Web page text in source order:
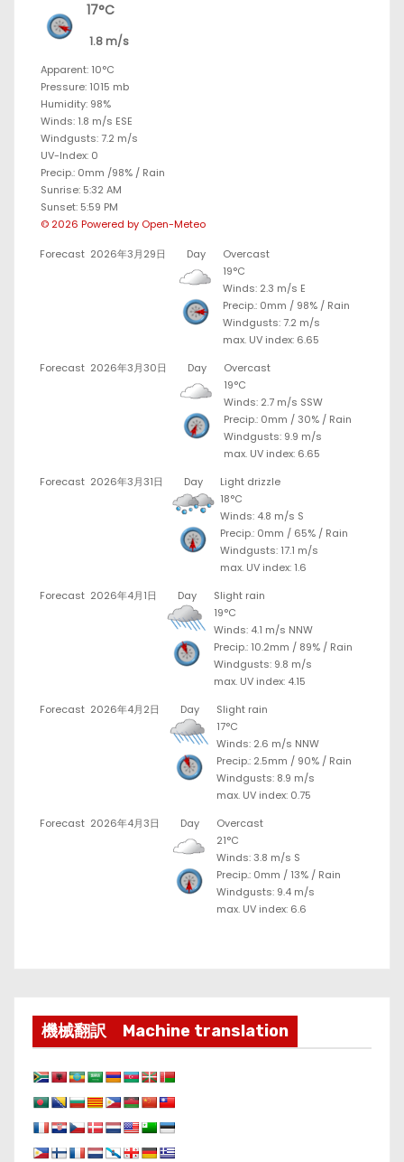
17°C
1.8 m/s
Apparent: 10°C
Pressure: 1015 mb
Humidity: 98%
Winds: 1.8 m/s ESE
Windgusts: 7.2 m/s
UV-Index: 0
Precip.: 0mm /98% / Rain
Sunrise: 5:32 AM
Sunset: 5:59 PM
© 2026 Powered by Open-Meteo
Forecast 2026年3月29日 Day
Overcast
19°C
Winds: 2.3 m/s E
Precip.: 0mm / 98% / Rain
Windgusts: 7.2 m/s
max. UV index: 6.65
Forecast 2026年3月30日 Day
Overcast
19°C
Winds: 2.7 m/s SSW
Precip.: 0mm /30% / Rain
Windgusts: 9.9 m/s
max. UV index: 6.65
Forecast 2026年3月31日 Day
Light drizzle
18°C
Winds: 4.8 m/s S
Precip.: 0mm / 65% / Rain
Windgusts: 17.1 m/s
max. UV index: 1.6
Forecast 2026年4月1日 Day
Slight rain
19°C
Winds: 4.1 m/s NNW
Precip.: 10.2mm / 89% / Rain
Windgusts: 9.8 m/s
max. UV index: 4.15
Forecast 2026年4月2日 Day
Slight rain
17°C
Winds: 2.6 m/s NNW
Precip.: 2.5mm / 90% / Rain
Windgusts: 8.9 m/s
max. UV index: 0.75
Forecast 2026年4月3日 Day
Overcast
21°C
Winds: 3.8 m/s S
Precip.: 0mm / 13% / Rain
Windgusts: 9.4 m/s
max. UV index: 6.6
機械翻訳 Machine translation